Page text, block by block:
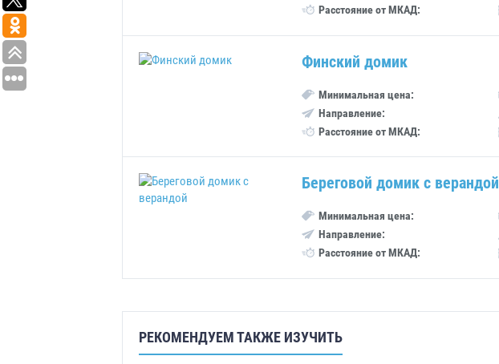
Расстояние от МКАД:
Финский домик
Минимальная цена:
Направление:
Расстояние от МКАД:
Береговой домик с верандой
Минимальная цена:
Направление:
Расстояние от МКАД:
РЕКОМЕНДУЕМ ТАКЖЕ ИЗУЧИТЬ